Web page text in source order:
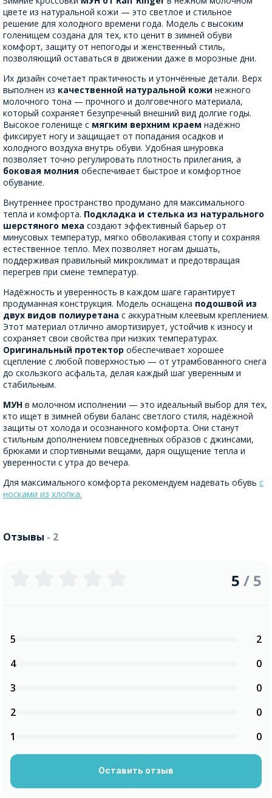
цвете из натуральной кожи — это светлое и стильное
решение для холодного времени года. Модель с высоким
голенищем создана для тех, кто ценит в зимней обуви
комфорт, защиту от непогоды и женственный стиль,
позволяющий оставаться в движении даже в морозные дни.
Их дизайн сочетает практичность и утончённые детали. Верх
выполнен из качественной натуральной кожи нежного
молочного тона — прочного и долговечного материала,
который сохраняет безупречный внешний вид долгие годы.
Высокое голенище с мягким верхним краем надёжно
фиксирует ногу и защищает от попадания осадков и
холодного воздуха внутрь обуви. Удобная шнуровка
позволяет точно регулировать плотность прилегания, а
боковая молния обеспечивает быстрое и комфортное
обувание.
Внутреннее пространство продумано для максимального
тепла и комфорта. Подкладка и стелька из натурального
шерстяного меха создают эффективный барьер от
минусовых температур, мягко обволакивая стопу и сохраняя
естественное тепло. Мех позволяет ногам дышать,
поддерживая правильный микроклимат и предотвращая
перегрев при смене температур.
Надёжность и уверенность в каждом шаге гарантирует
продуманная конструкция. Модель оснащена подошвой из
двух видов полиуретана с аккуратным клеевым креплением.
Этот материал отлично амортизирует, устойчив к износу и
сохраняет свои свойства при низких температурах.
Оригинальный протектор обеспечивает хорошее
сцепление с любой поверхностью — от утрамбованного снега
до скользкого асфальта, делая каждый шаг уверенным и
стабильным.
МУН в молочном исполнении — это идеальный выбор для тех,
кто ищет в зимней обуви баланс светлого стиля, надёжной
защиты от холода и осознанного комфорта. Они станут
стильным дополнением повседневных образов с джинсами,
брюками и спортивными вещами, даря ощущение тепла и
уверенности с утра до вечера.
Для максимального комфорта рекомендуем надевать обувь с
носками из хлопка.
Отзывы - 2
5 / 5
5
2
4
0
3
0
2
0
1
0
Оставить отзыв